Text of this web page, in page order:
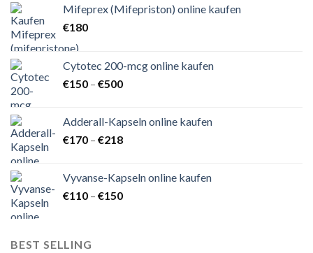
Mifeprex (Mifepriston) online kaufen
€180
Cytotec 200-mcg online kaufen
€150 – €500Preisspanne:
€500
Adderall-Kapseln online kaufen
€170 – €218Preisspanne:
€218
Vyvanse-Kapseln online kaufen
€110 – €150Preisspanne:
BEST SELLING